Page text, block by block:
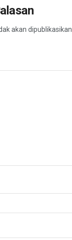
akan dipublikasikan.